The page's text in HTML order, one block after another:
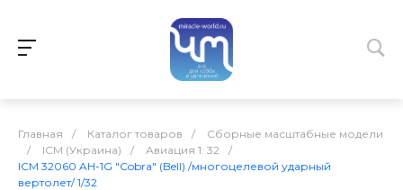
Главная / Каталог товаров /
Сборные масштабные модели
/
ICM (Украина) / Авиация 1: 32
/
ICM 32060 AH-1G "Cobra" (Bell) /многоцелевой ударный
вертолет/ 1/32